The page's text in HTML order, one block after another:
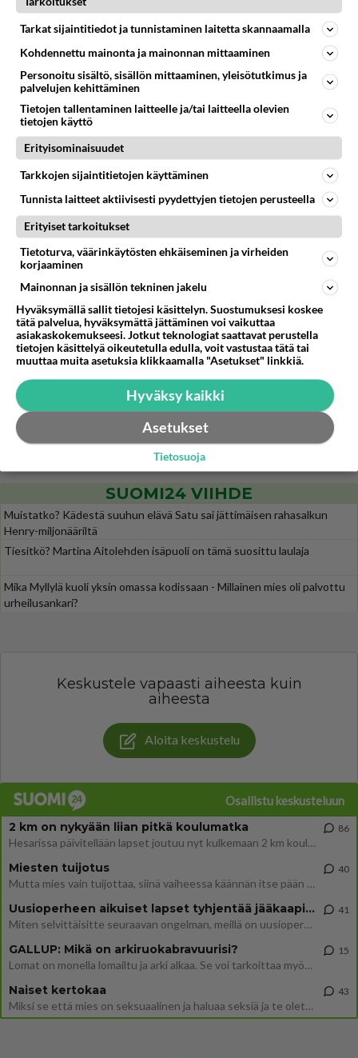
04.08.2026 18:30
Ikävä
Miia Heikkinen avautui !
04.08.2026 04:27
Judo
75
777
Voiko meidän välit
05.08.2026 05:34
65
Mitä töitä kaivattusi on tehnyt?
😅
Ikävä
59
735
Osallistu keskusteluun
Uuden TTK-juontajan ympärillä epätietoisuus sakenee - Nyt MTV hämmentää soppaa
TTK tulee taas tänä syksynä. Ohjelman uudet tähtioppilaat julkistetaan torstaina 6. elokuuta klo 14 alkavassa lehdistö
Mitä tuot pöytään parisuhteessa?
Martinan bisneksillä ei mene hyvin
https://www.iltalehti.fi/viihdeuutiset/a/c46da6ab-340f-4790-aaa7-0865eed2336 Yrityksen konkurssihakemus on tullut kärä
293
SUOMI24 VIIHDE
Muistatko? Kädestä suuhun elävä Satu sai jättimäisen rahasalkun
Henry-miljonääriltä
Tiesitkö? Martina Aitolehden isäpuoli on tämä suosittu laulaja
Mika Myllylä kuoli yksin omassa kodissaan - Millainen mies oli palvottu
urheilusankari?
Keskustele vapaasti aiheesta kuin
aiheesta
Aloita keskustelu
Osallistu keskusteluun
2 km on nykyään liian pitkä koulumatka
Hesarissa päivitellään lapset joutuu nyt kulkemaan 2 km kouluun jösses. Ruostefillarilla tuo matka menee vaikka miten äk
86
Miesten tuijotus
Mutta mies vain tuijottaa, siinä vaiheessa käännän itse pään pois. Mikä juttu? Yleensä jos joku tuijottaa tai katsoo, hä
40
Uusioperheen aikuiset lapset tyhjentää jääkaapin käydessään
Miten selvittäisitte seuraavan ongelman, meillä on uusioperhe, minulla teini-ikäiset lapset ja puolisolla aikuiset, jotk
41
GALLUP: Mikä on arkiruokabravuurisi?
Lomat on monella lomailtu ja arki alkaa. Se voi tarkoittaa myös sitä, että grillailut on grillattu ja palataan arjen ruo
15
Naiset kertokaa
Miksi se että mies on seksuaalinen ja haluaa seksiä ja te olette hänen mielestänne haluttava on vastenmielistä? Mikä sii
43
Tarkat sijaintitiedot ja tunnistaminen laitetta skannaamalla
Kohdennettu mainonta ja mainonnan mittaaminen
Personoitu sisältö, sisällön mittaaminen, yleisötutkimus ja
palvelujen kehittäminen
Tietojen tallentaminen laitteelle ja/tai laitteella olevien
tietojen käyttö
Erityisominaisuudet
Tarkkojen sijaintitietojen käyttäminen
Tunnista laitteet aktiivisesti pyydettyjen tietojen perusteella
Erityiset tarkoitukset
Tietoturva, väärinkäytösten ehkäiseminen ja virheiden
korjaaminen
Mainonnan ja sisällön tekninen jakelu
Hyväksymällä sallit tietojesi käsittelyn. Suostumuksesi koskee
tätä palvelua, hyväksymättä jättäminen voi vaikuttaa
asiakaskokemukseesi. Jotkut teknologiat saattavat perustella
tietojen käsittelyä oikeutetulla edulla, voit vastustaa tätä tai
muuttaa muita asetuksia klikkaamalla "Asetukset" linkkiä.
Hyväksy kaikki
Asetukset
Tietosuoja